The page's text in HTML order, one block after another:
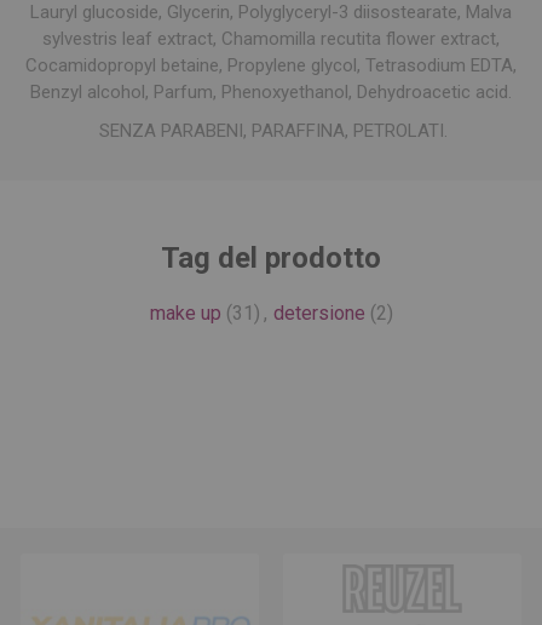
Lauryl glucoside, Glycerin, Polyglyceryl-3 diisostearate, Malva
sylvestris leaf extract, Chamomilla recutita flower extract,
Cocamidopropyl betaine, Propylene glycol, Tetrasodium EDTA,
Benzyl alcohol, Parfum, Phenoxyethanol, Dehydroacetic acid.
SENZA PARABENI, PARAFFINA, PETROLATI.
Tag del prodotto
make up (31) , detersione (2)